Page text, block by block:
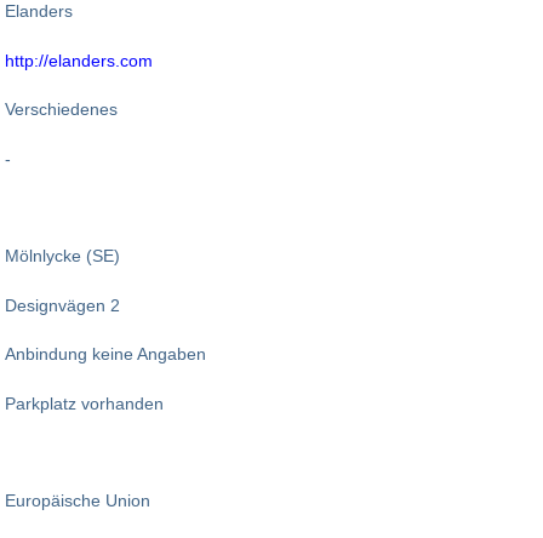
Elanders
http://elanders.com
Verschiedenes
-
Mölnlycke (SE)
Designvägen 2
Anbindung keine Angaben
Parkplatz vorhanden
Europäische Union